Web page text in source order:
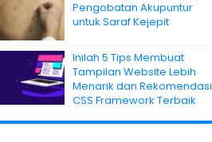
Pengobatan Akupuntur
untuk Saraf Kejepit
Inilah 5 Tips Membuat
Tampilan Website Lebih
Menarik dan Rekomendasi
CSS Framework Terbaik